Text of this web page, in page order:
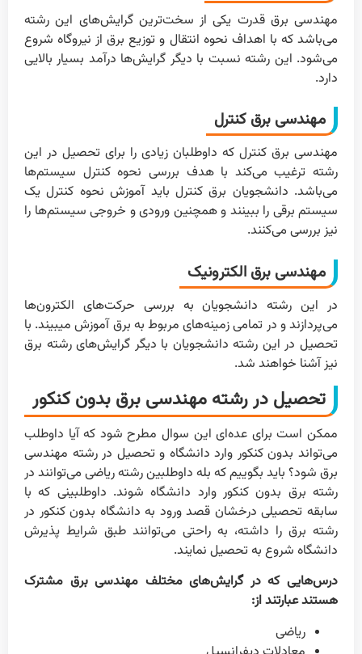
مهندسی برق قدرت یکی از سخت‌ترین گرایش‌های این رشته
می‌باشد که با اهداف نحوه انتقال و توزیع برق از نیروگاه شروع
می‌شود. این رشته نسبت با دیگر گرایش‌ها درآمد بسیار بالایی
دارد.
مهندسی برق کنترل
مهندسی برق کنترل که داوطلبان زیادی را برای تحصیل در این
رشته ترغیب می‌کند با هدف بررسی نحوه کنترل سیستم‌ها
می‌باشد. دانشجویان برق کنترل باید آموزش نحوه کنترل یک
سیستم برقی را ببینند و همچنین ورودی و خروجی سیستم‌ها را
نیز بررسی می‌کنند.
مهندسی برق الکترونیک
در این رشته دانشجویان به بررسی حرکت‌های الکترون‌ها
می‌پردازند و در تمامی زمینه‌های مربوط به برق آموزش میبیند. با
تحصیل در این رشته دانشجویان با دیگر گرایش‌های رشته برق
نیز آشنا خواهند شد.
تحصیل در رشته مهندسی برق بدون کنکور
ممکن است برای عده‌ای این سوال مطرح شود که آیا داوطلب
می‌تواند بدون کنکور وارد دانشگاه و تحصیل در رشته مهندسی
برق شود؟ باید بگوییم که بله داوطلبین رشته ریاضی می‌توانند در
رشته برق بدون کنکور وارد دانشگاه شوند. داوطلبینی که با
سابقه تحصیلی درخشان قصد ورود به دانشگاه بدون کنکور در
رشته برق را داشته، به راحتی می‌توانند طبق شرایط پذیرش
دانشگاه شروع به تحصیل نمایند.
درس‌هایی که در گرایش‌های مختلف مهندسی برق مشترک
هستند عبارتند از:
ریاضی